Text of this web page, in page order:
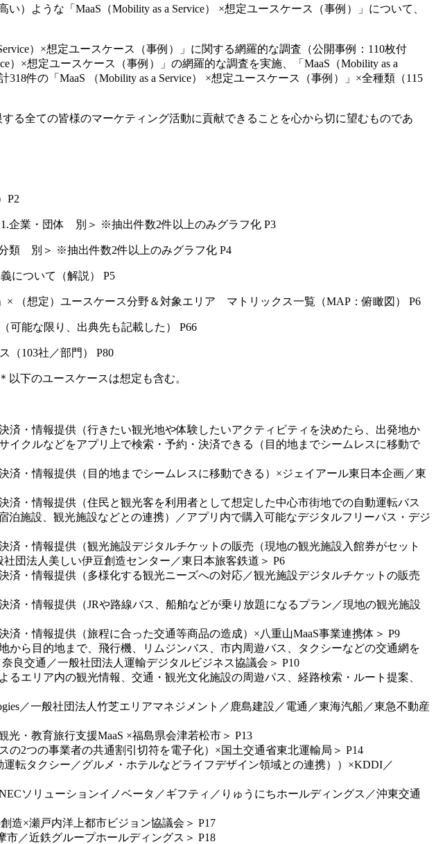
ような「MaaS（Mobility as a Service） ×想定ユースケース（事例）」について、
）×想定ユースケース（事例）」に関する網羅的な調査（公開事例：110枚付
）×想定ユースケース（事例）」の網羅的な調査を実施、「MaaS（Mobility as a
件の「MaaS （Mobility as a Service） ×想定ユースケース（事例）」×全種類（115
る全ての皆様のマーケティング活動に貢献できることを心から切に望むものであ
P2
企業・団体 別＞ ※抽出件数2件以上のみグラフ化 P3
類 別＞ ※抽出件数2件以上のみグラフ化 P4
について（解説） P5
（想定）ユースケース分野＆対象エリア マトリックス一覧（MAP：俯瞰図） P6
可能な限り、出典先も記載した） P66
（103社／部門） P80
下のユースケースは想定も含む。
済・情報提供（行きたい観光地や体験したいアクティビティを決めたら、出発地か
クルなどをアプリ上で検索・予約・決済できる（目的地までシームレスに移動で
済・情報提供（目的地までシームレスに移動できる）×ジェイアール東日本企画／東
済・情報提供（住民と観光客を利用者として想定した中心市街地での自動運転バス
施設、観光施設などとの連携）／アプリ内で購入可能なデジタルフリーパス・デジ
済・情報提供（観光施設デジタルチケットの販売（現地の観光施設入館券がセット
団法人美しい伊豆創造センター／東日本旅客鉄道＞ P6
済・情報提供（多様化する観光ニーズへの対応／観光施設デジタルチケットの販売
済・情報提供（JRや路線バス、船舶などが乗り放題になるプラン／現地の観光施設
・情報提供（旅程に合った交通等商品の造成）×八重山MaaS事業連携体＞ P9
から目的地まで、飛行機、リムジンバス、市内周遊バス、タクシーなどの交通網を
良交通／一般社団法人運輸デジタルビジネス協議会＞ P10
エリア内の観光情報、交通・観光文化施設の周遊パス、経路検索・ルート提案、
／一般社団法人竹芝エリアマネジメント／鹿島建設／電通／東海汽船／東急不動産
光・教育旅行支援MaaS ×福島県会津若松市＞ P13
の2つの事業者の共通割引切符を電子化）×国土交通省東北運輸局＞ P14
転タクシー／グルメ・ホテルなどライフデザイン領域との連携））×KDDI／
ソリューションイノベータ／ギフティ／りゅうにちホールディングス／沖東交通
造×瀬戸内洋上都市ビジョン協議会＞ P17
／近鉄グループホールディングス＞ P18